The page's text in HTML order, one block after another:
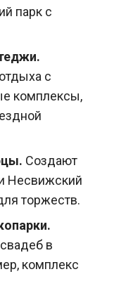
парк с
с
комплексы,
Создают
Несвижский
торжеств.
в
комплекс